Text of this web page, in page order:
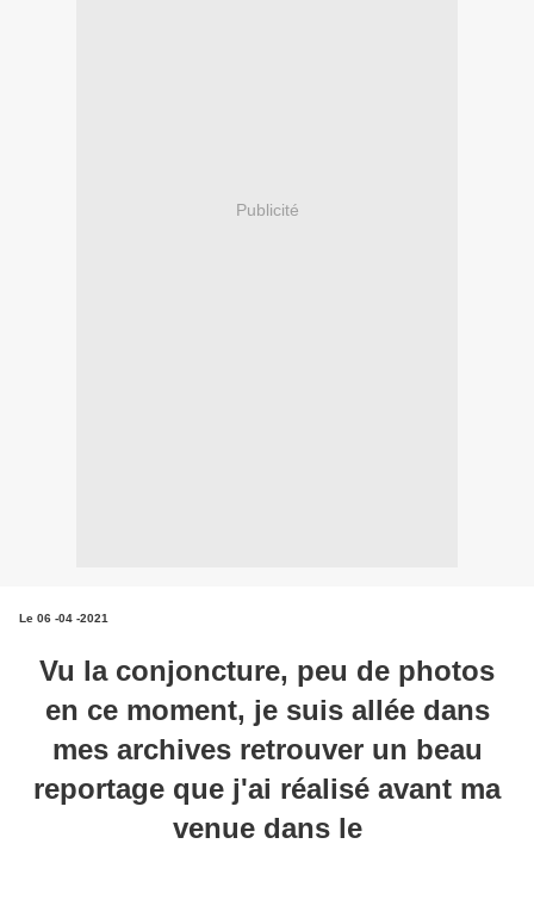
Publicité
Le 06 -04 -2021
Vu la conjoncture, peu de photos
en ce moment, je suis allée dans
mes archives retrouver un beau
reportage que j'ai réalisé avant ma
venue dans le